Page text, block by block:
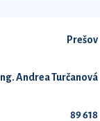
Prešov
Ing. Andrea Turčanová
89 618